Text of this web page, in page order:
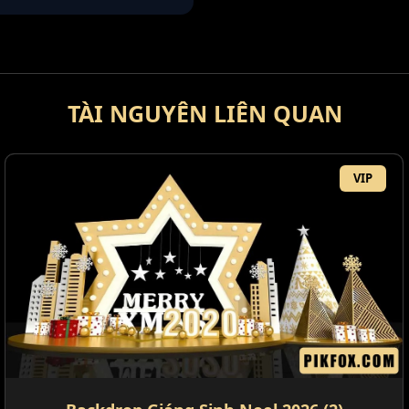
TÀI NGUYÊN LIÊN QUAN
VIP